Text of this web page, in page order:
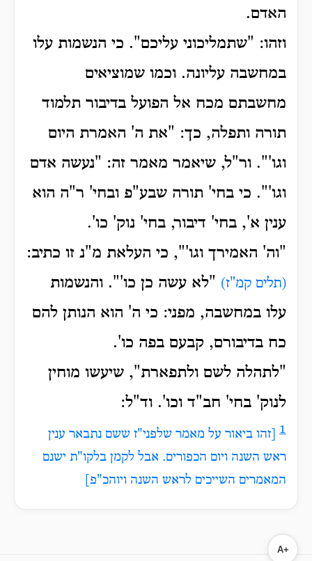
האדם.
וזהו: "שתמליכוני עליכם". כי הנשמות עלו
במחשבה עליונה. וכמו שמוציאים
מחשבתם מכח אל הפועל בדיבור תלמוד
תורה ותפלה, כך: "את ה' האמרת היום
וגו'". ור"ל, שיאמר מאמר זה: "נעשה אדם
וגו'". כי בחי' תורה שבע"פ ובחי' ר"ה הוא
ענין א', בחי' דיבור, בחי' נוק' כו'.
"וה' האמירך וגו'", כי העלאת מ"נ זו כתיב:
(תלים קמ"ז) "לא עשה כן כו'". והנשמות
עלו במחשבה, מפני: כי ה' הוא הנותן להם
כח בדיבורם, קבעם בפה כו'.
"לתהלה לשם ולתפארת", שיעשו מוחין
לנוק' בחי' חב"ד וכו'. וד"ל:
1
[זהו ביאור על מאמר שלפני"ז ששם נתבאר ענין
ראש השנה ויום הכפורים. אבל לקמן בלקו"ת ישנם
המאמרים השייכים לראש השנה ויוהכ"פ]
A+